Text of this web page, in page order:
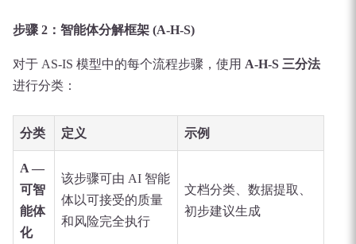
步骤 2：智能体分解框架 (A-H-S)
对于 AS-IS 模型中的每个流程步骤，使用 A-H-S 三分法
进行分类：
分类 定义 示例
A —
可智
能体
化
该步骤可由 AI 智能
体以可接受的质量
和风险完全执行
文档分类、数据提取、
初步建议生成